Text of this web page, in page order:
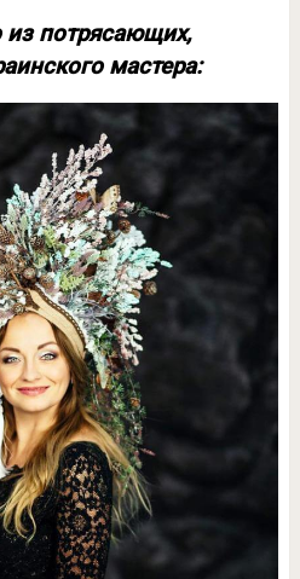
потрясающих,
мастера: